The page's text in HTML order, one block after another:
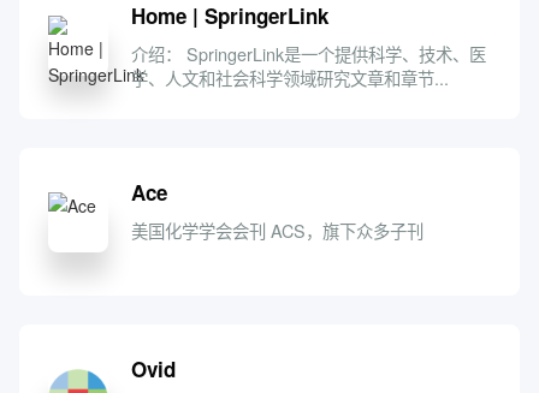
Home | SpringerLink
介绍： SpringerLink是一个提供科学、技术、医
学、人文和社会科学领域研究文章和章节...
Ace
美国化学学会会刊 ACS，旗下众多子刊
Ovid